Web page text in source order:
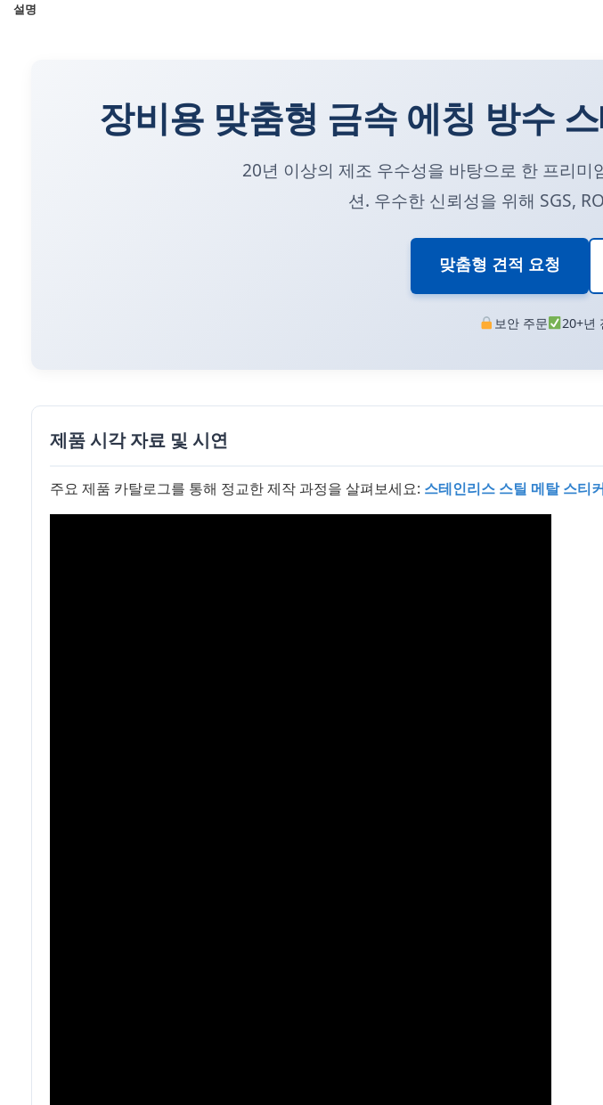
설명
장비용 맞춤형 금속 에칭 방수
20년 이상의 제조 우수성을 바탕으로 한 프리
션. 우수한 신뢰성을 위해 SGS,
맞춤형 견적 요청
보안 주문 20+년
제품 시각 자료 및 시연
주요 제품 카탈로그를 통해 정교한 제작 과정을 살펴보세요: 스테인리스 스틸 메탈 스티